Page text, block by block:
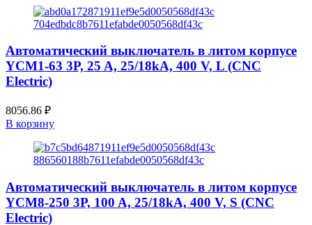
Автоматический выключатель в литом корпусе
YCM1-63 3P, 25 A, 25/18kA, 400 V, L (CNC
Electric)
8056.86 ₽
В корзину
Автоматический выключатель в литом корпусе
YCM8-250 3P, 100 A, 25/18kA, 400 V, S (CNC
Electric)